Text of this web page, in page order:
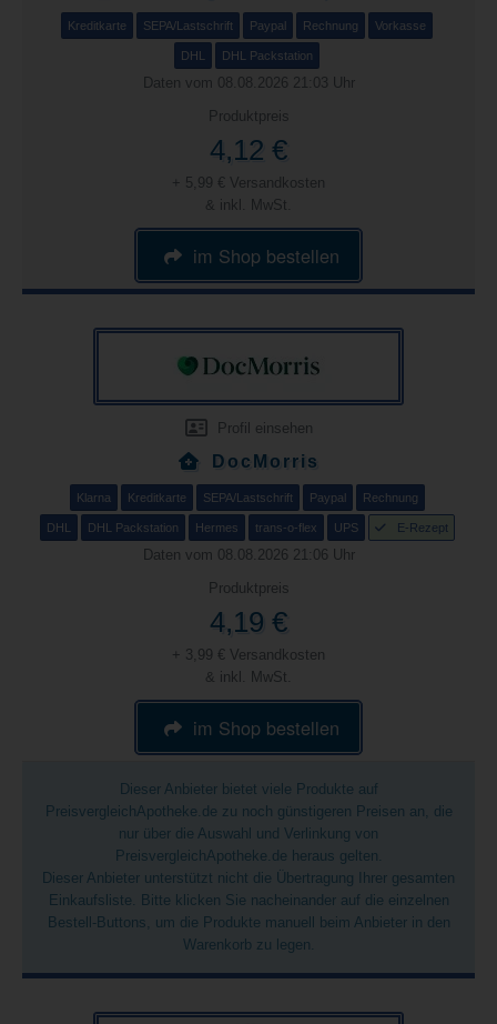
Kreditkarte SEPA/Lastschrift Paypal Rechnung Vorkasse
DHL DHL Packstation
Daten vom 08.08.2026 21:03 Uhr
Produktpreis
4,12 €
+ 5,99 € Versandkosten
& inkl. MwSt.
im Shop bestellen
Profil einsehen
DocMorris
Klarna Kreditkarte SEPA/Lastschrift Paypal Rechnung
DHL DHL Packstation Hermes trans-o-flex UPS E-Rezept
Daten vom 08.08.2026 21:06 Uhr
Produktpreis
4,19 €
+ 3,99 € Versandkosten
& inkl. MwSt.
im Shop bestellen
Dieser Anbieter bietet viele Produkte auf
PreisvergleichApotheke.de zu noch günstigeren Preisen an, die
nur über die Auswahl und Verlinkung von
PreisvergleichApotheke.de heraus gelten.
Dieser Anbieter unterstützt nicht die Übertragung Ihrer gesamten
Einkaufsliste. Bitte klicken Sie nacheinander auf die einzelnen
Bestell-Buttons, um die Produkte manuell beim Anbieter in den
Warenkorb zu legen.